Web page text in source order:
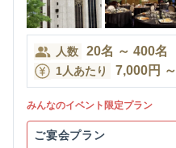
人数 20名 ～ 400名
1人あたり 7,000円 ～
みんなのイベント限定プラン
ご宴会プラン